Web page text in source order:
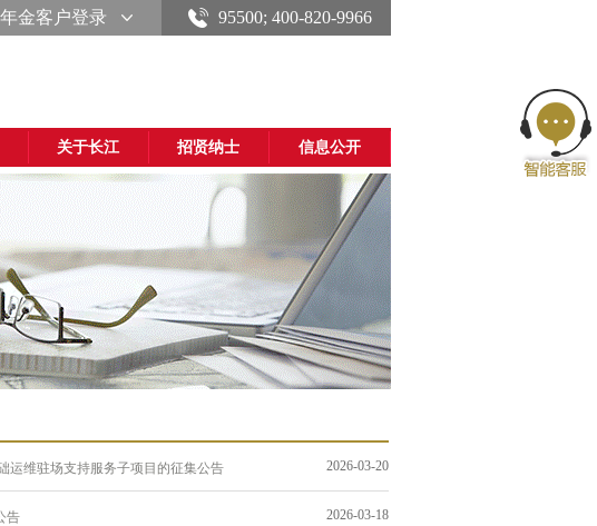
年金客户登录 95500; 400-820-9966
关于长江 招贤纳士 信息公开
运维驻场支持服务子项目的征集公告 2026-03-20
告 2026-03-18